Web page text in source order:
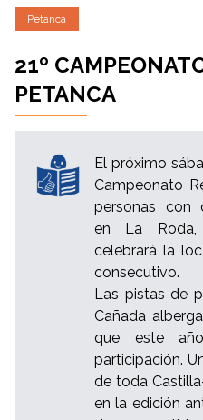
Petanca
21º
PETANCA
El próximo
Campeonato
personas con
en La Roda,
celebrará la
consecutivo.
Las pistas de
Cañada
que este
participación.
de toda
en la edición